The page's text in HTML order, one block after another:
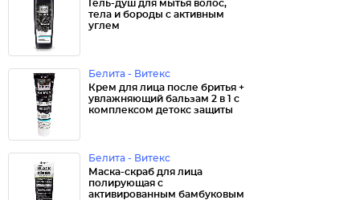
Гель-душ для мытья волос,
тела и бороды с активным
углем
Белита - Витекс
Крем для лица после бритья +
увлажняющий бальзам 2 в 1 с
комплексом детокс защиты
Белита - Витекс
Маска-скраб для лица
полирующая с
активированным бамбуковым